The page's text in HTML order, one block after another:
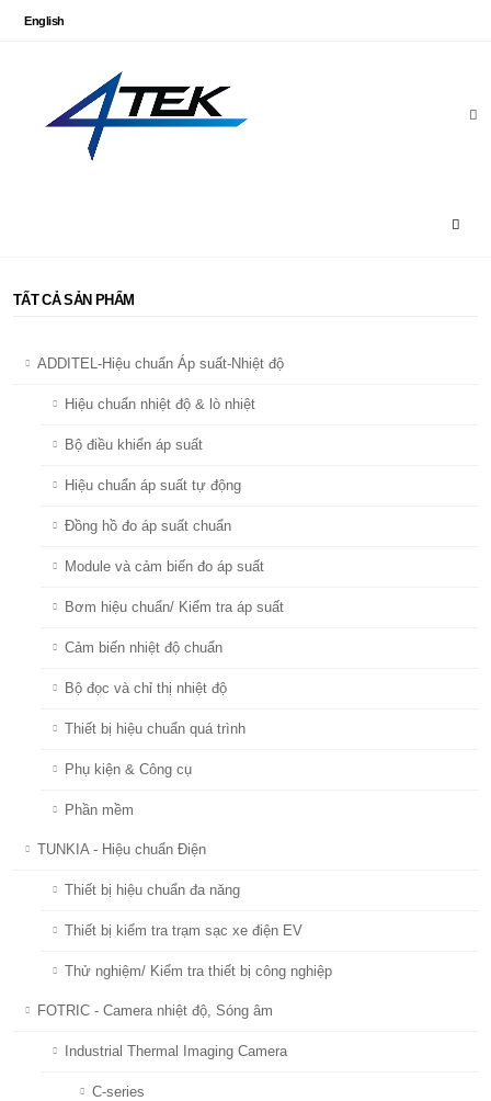
English
TẤT CẢ SẢN PHẨM
ADDITEL-Hiệu chuẩn Áp suất-Nhiệt độ
Hiệu chuẩn nhiệt độ & lò nhiệt
Bộ điều khiển áp suất
Hiệu chuẩn áp suất tự động
Đồng hồ đo áp suất chuẩn
Module và cảm biến đo áp suất
Bơm hiệu chuẩn/ Kiểm tra áp suất
Cảm biến nhiệt độ chuẩn
Bộ đọc và chỉ thị nhiệt độ
Thiết bị hiệu chuẩn quá trình
Phụ kiện & Công cụ
Phần mềm
TUNKIA - Hiệu chuẩn Điện
Thiết bị hiệu chuẩn đa năng
Thiết bị kiểm tra trạm sạc xe điện EV
Thử nghiệm/ Kiểm tra thiết bị công nghiệp
FOTRIC - Camera nhiệt độ, Sóng âm
Industrial Thermal Imaging Camera
C-series